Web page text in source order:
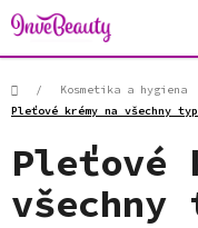
Přejít
na
obsah
Domů/ Kosmetika a hygiena
Pleťové krémy na všechny
Pleťové